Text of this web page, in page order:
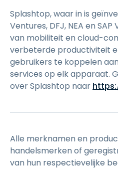
Splashtop, waar in is
Ventures, DFJ, NEA en
van mobiliteit en cloud-
verbeterde productiviteit
gebruikers te koppelen
services op elk apparaat.
over Splashtop naar
Alle merknamen en
handelsmerken of
van hun respectievelijke